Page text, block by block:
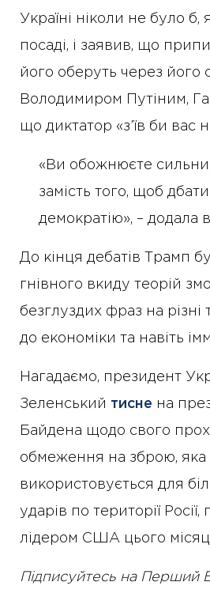
Україні ніколи не було б,
посаді, і заявив, що
його оберуть через його
Володимиром Путіним,
що диктатор «з’їв би вас
«Ви обожнюєте
замість того, щоб
демократію», – додала
До кінця дебатів Трамп
гнівного вкиду теорій
безглуздих фраз на різні
до економіки та навіть
Нагадаємо, президент
Зеленський тисне на
Байдена щодо свого
обмеження на зброю, яка
використовується для
ударів по території Росії,
лідером США цього
Підписуйтесь на Перший